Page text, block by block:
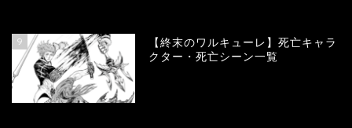
9
【終末のワルキューレ】死亡キャラ
クター・死亡シーン一覧